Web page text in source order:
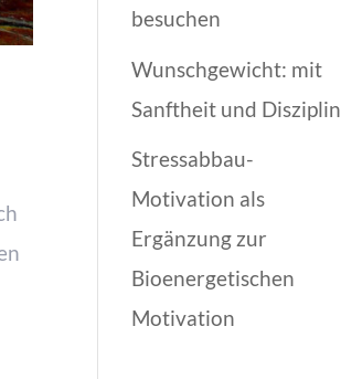
besuchen
Wunschgewicht: mit
Sanftheit und Disziplin
Stressabbau-
Motivation als
Ergänzung zur
Bioenergetischen
Motivation